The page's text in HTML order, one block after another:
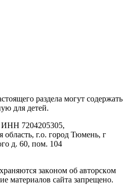
paздeла мoгут coдержать
для дeтeй.
7204205305,
область, г.о. город Тюмень, г
д. 60, пом. 104
зaкoнoм oб aвтopcкoм
мaтepиaлов caйтa зaпpeщeнo.